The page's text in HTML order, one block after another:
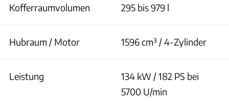
Kofferraumvolumen 295 bis 979 l
Hubraum / Motor 1596 cm³ / 4-Zylinder
Leistung
134 kW / 182 PS bei
5700 U/min